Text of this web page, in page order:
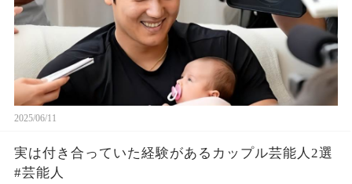
2025/06/11
実は付き合っていた経験があるカップル芸能人2選
#芸能人